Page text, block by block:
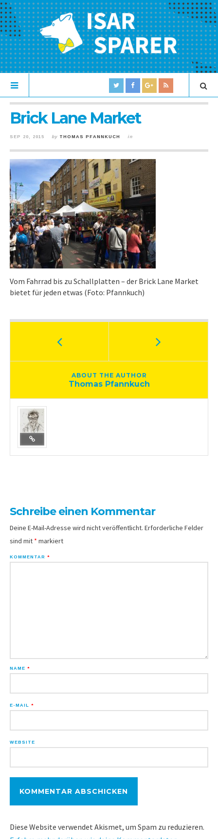
Brick Lane Market
SEP 20, 2015 by THOMAS PFANNKUCH in
Vom Fahrrad bis zu Schallplatten – der Brick Lane Market
bietet für jeden etwas (Foto: Pfannkuch)
ABOUT THE AUTHOR
Thomas Pfannkuch
Schreibe einen Kommentar
Deine E-Mail-Adresse wird nicht veröffentlicht. Erforderliche Felder
sind mit * markiert
KOMMENTAR *
NAME *
E-MAIL *
WEBSITE
Diese Website verwendet Akismet, um Spam zu reduzieren.